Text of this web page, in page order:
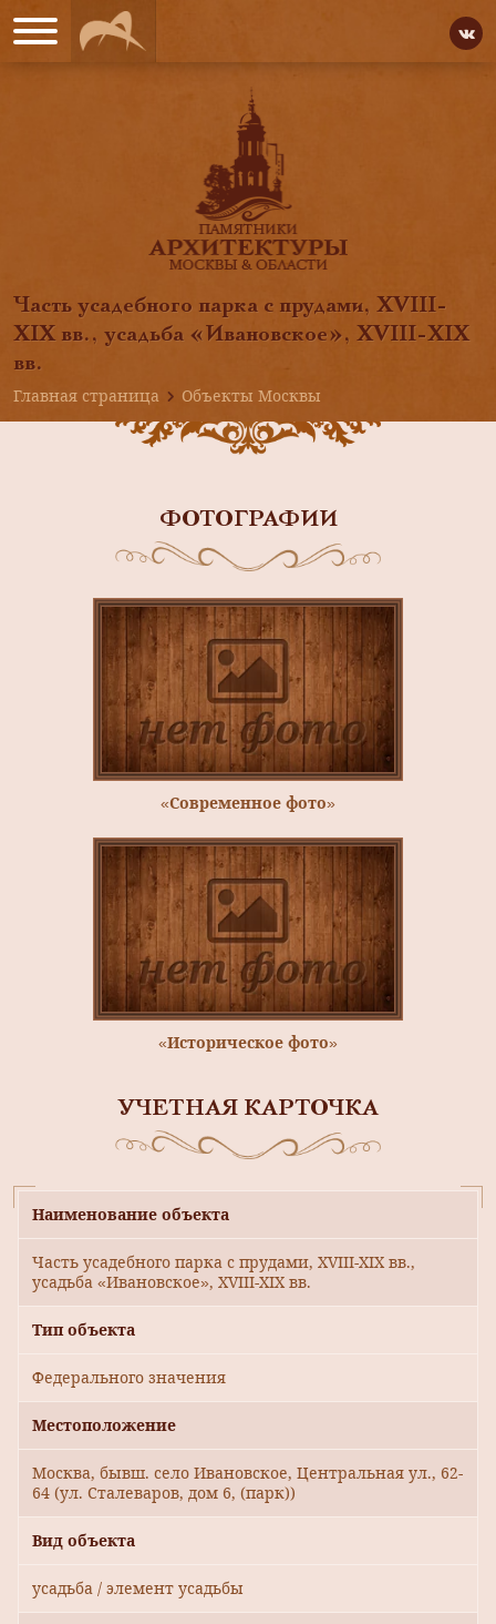
Часть усадебного парка с прудами, XVIII-
XIX вв., усадьба «Ивановское», XVIII-XIX
вв.
Главная страница
Объекты Москвы
ФОТОГРАФИИ
«Современное фото»
«Историческое фото»
УЧЕТНАЯ КАРТОЧКА
Наименование объекта
Часть усадебного парка с прудами, XVIII-XIX вв.,
усадьба «Ивановское», XVIII-XIX вв.
Тип объекта
Федерального значения
Местоположение
Москва, бывш. село Ивановское, Центральная ул., 62-
64 (ул. Сталеваров, дом 6, (парк))
Вид объекта
усадьба / элемент усадьбы